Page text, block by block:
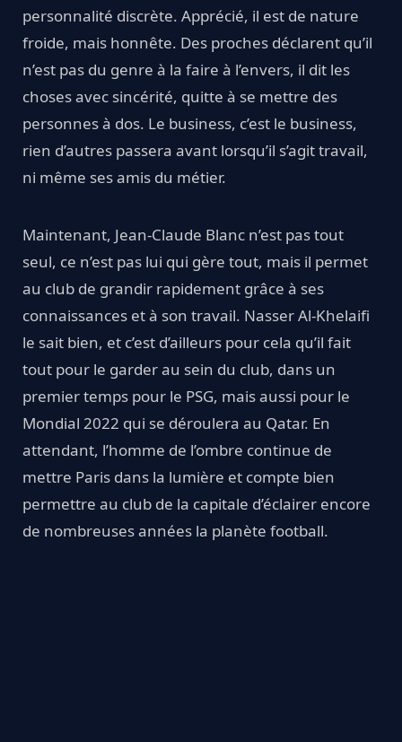
personnalité discrète. Apprécié, il est de nature
froide, mais honnête. Des proches déclarent qu’il
n’est pas du genre à la faire à l’envers, il dit les
choses avec sincérité, quitte à se mettre des
personnes à dos. Le business, c’est le business,
rien d’autres passera avant lorsqu’il s’agit travail,
ni même ses amis du métier.
Maintenant, Jean-Claude Blanc n’est pas tout
seul, ce n’est pas lui qui gère tout, mais il permet
au club de grandir rapidement grâce à ses
connaissances et à son travail. Nasser Al-Khelaifi
le sait bien, et c’est d’ailleurs pour cela qu’il fait
tout pour le garder au sein du club, dans un
premier temps pour le PSG, mais aussi pour le
Mondial 2022 qui se déroulera au Qatar. En
attendant, l’homme de l’ombre continue de
mettre Paris dans la lumière et compte bien
permettre au club de la capitale d’éclairer encore
de nombreuses années la planète football.